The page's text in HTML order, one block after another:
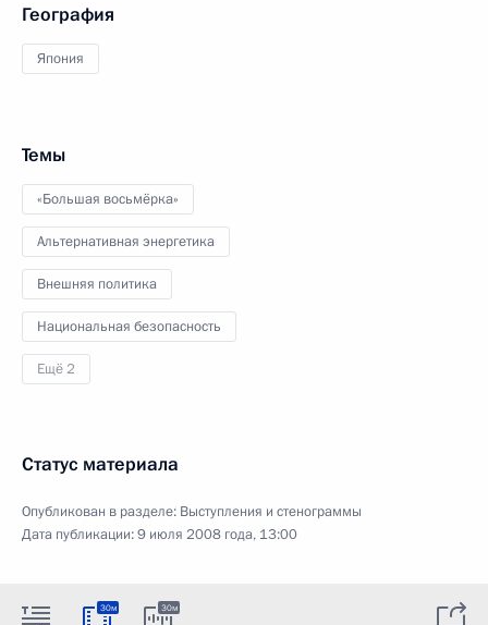
География
Япония
Темы
«Большая восьмёрка»
Альтернативная энергетика
Внешняя политика
Национальная безопасность
Ещё 2
Статус материала
Опубликован в разделе: Выступления и стенограммы
Дата публикации:9 июля 2008 года, 13:00
30м 30м